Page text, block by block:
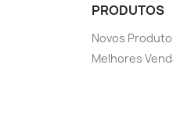
PRODUTOS
Novos
Melhores